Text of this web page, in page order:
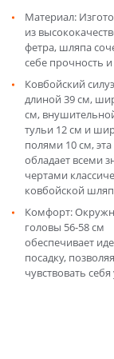
Материал:
из
фетра, шляпа
себе прочность и
Ковбойский
длиной 39 см,
см,
тульи 12 см и
полями 10 см,
обладает всеми
чертами
ковбойской
Комфорт:
головы 56-58 см
обеспечивает
посадку,
чувствовать